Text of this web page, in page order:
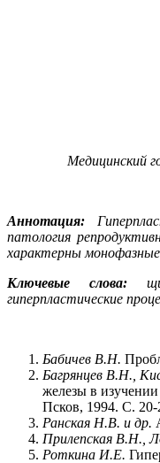
Медицинский
Аннотация:
патология
характерны
Ключевые слова:
гиперпластическиe
Бабичев В.Н.
Багрянцев В.Н.,
железы в
Псков, 1994. С. 20-
Ранская Н.В. и др.
Прилепская В.Н.,
Роткина И.Е.